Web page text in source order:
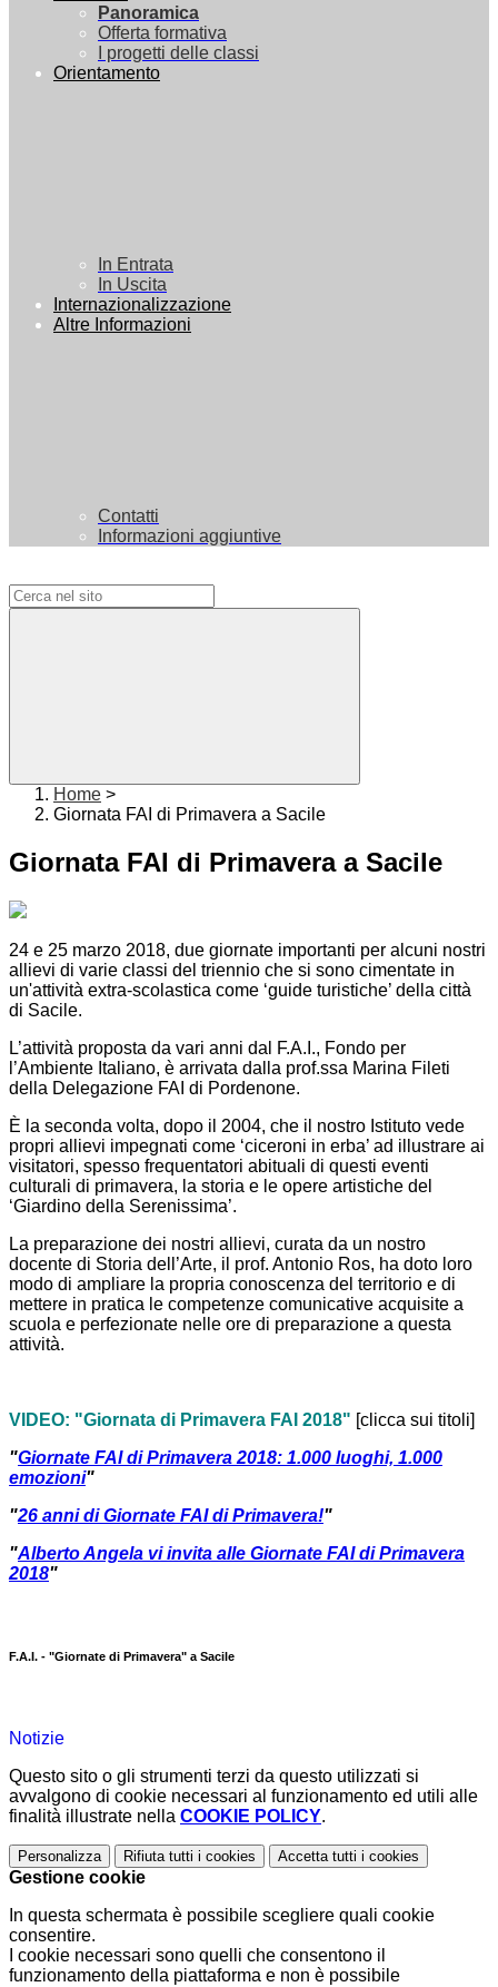
Panoramica
Offerta formativa
I progetti delle classi
Orientamento
In Entrata
In Uscita
Internazionalizzazione
Altre Informazioni
Contatti
Informazioni aggiuntive
Home >
Giornata FAI di Primavera a Sacile
Giornata FAI di Primavera a Sacile
24 e 25 marzo 2018, due giornate importanti per alcuni nostri
allievi di varie classi del triennio che si sono cimentate in
un'attività extra-scolastica come ‘guide turistiche’ della città
di Sacile.
L’attività proposta da vari anni dal F.A.I., Fondo per
l’Ambiente Italiano, è arrivata dalla prof.ssa Marina Fileti
della Delegazione FAI di Pordenone.
È la seconda volta, dopo il 2004, che il nostro Istituto vede
propri allievi impegnati come ‘ciceroni in erba’ ad illustrare ai
visitatori, spesso frequentatori abituali di questi eventi
culturali di primavera, la storia e le opere artistiche del
‘Giardino della Serenissima’.
La preparazione dei nostri allievi, curata da un nostro
docente di Storia dell’Arte, il prof. Antonio Ros, ha doto loro
modo di ampliare la propria conoscenza del territorio e di
mettere in pratica le competenze comunicative acquisite a
scuola e perfezionate nelle ore di preparazione a questa
attività.
VIDEO: "Giornata di Primavera FAI 2018" [clicca sui titoli]
"Giornate FAI di Primavera 2018: 1.000 luoghi, 1.000
emozioni"
"26 anni di Giornate FAI di Primavera!"
"Alberto Angela vi invita alle Giornate FAI di Primavera
2018"
F.A.I. - "Giornate di Primavera" a Sacile
Notizie
Questo sito o gli strumenti terzi da questo utilizzati si
avvalgono di cookie necessari al funzionamento ed utili alle
finalità illustrate nella COOKIE POLICY.
Personalizza Rifiuta tutti i cookies Accetta tutti i cookies
Gestione cookie
In questa schermata è possibile scegliere quali cookie
consentire.
I cookie necessari sono quelli che consentono il
funzionamento della piattaforma e non è possibile